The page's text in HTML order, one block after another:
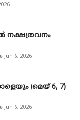
നക്ഷത്രവനം
Jun 6, 2026
(മെയ് 6, 7)
Jun 6, 2026